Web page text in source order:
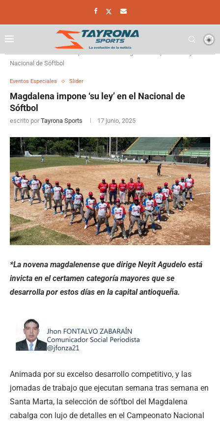
Nacional de Sóftbol
Eventos Especiales Slider
Magdalena impone ‘su ley’ en el Nacional de
Sóftbol
escrito por Tayrona Sports 17 junio, 2025
*La novena magdalenense que dirige Neyit Agudelo está
invicta en el certamen categoría mayores que se
desarrolla por estos días en la capital antioqueña.
Animada por su excelso desarrollo competitivo, y las
jornadas de trabajo que ejecutan semana tras semana en
Santa Marta, la selección de sóftbol del Magdalena
cabalga con lujo de detalles en el Campeonato Nacional